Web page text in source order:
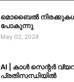
മൊബൈൽ നിരക്കുകൾ
പോകുന്നു
May 02, 2024
AI | കാൾ സെന്റർ
പ്രതിസന്ധിയിൽ